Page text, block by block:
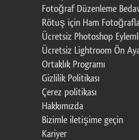
Fotoğraf Düzenleme
Rötuş için Ham
Ücretsiz Photoshop
Ücretsiz Lightroom Ön
Ortaklık Programı
Gizlilik Politikası
Çerez politikası
Hakkımızda
Bizimle iletişime geçin
Kariyer